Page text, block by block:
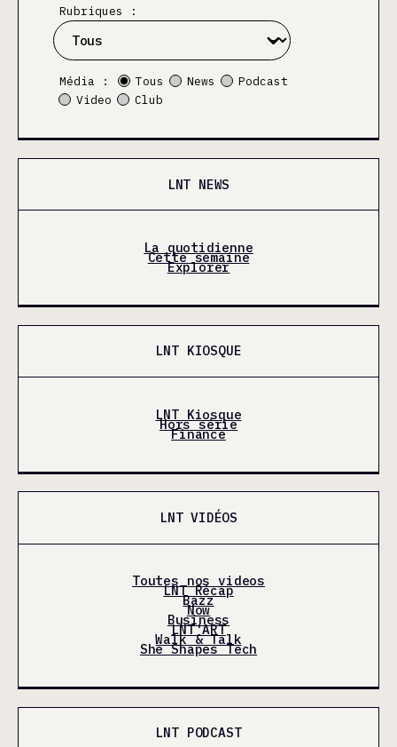
Rubriques :
Média : Tous News
Podcast
Video
Club
LNT NEWS
La quotidienne
Cette semaine
Explorer
LNT KIOSQUE
LNT Kiosque
Hors série
Finance
LNT VIDÉOS
Toutes nos videos
LNT Récap
Bazz
Now
Business
LNT'ART
Walk & Talk
She Shapes Tech
LNT PODCAST